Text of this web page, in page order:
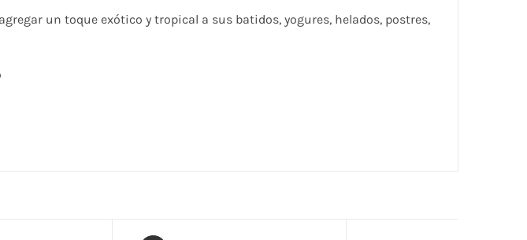
un toque exótico y tropical a sus batidos, yogures, helados, postres,